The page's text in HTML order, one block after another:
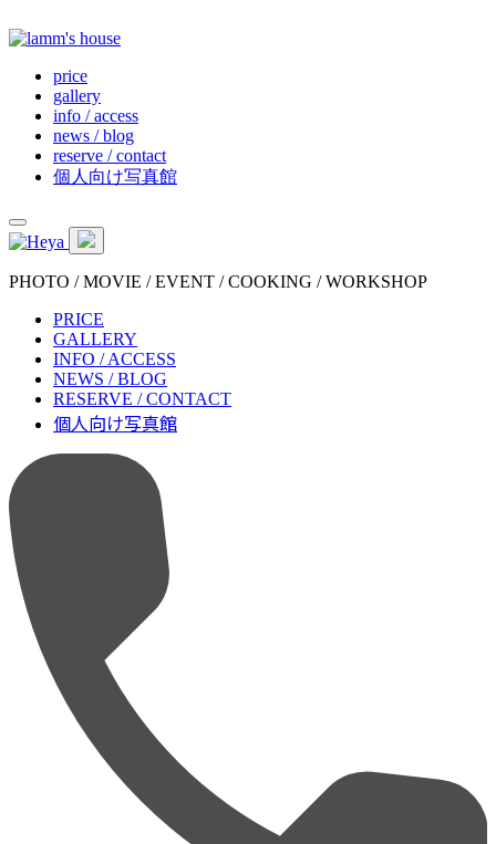
price
gallery
info / access
news / blog
reserve / contact
個人向け写真館
PHOTO / MOVIE / EVENT / COOKING / WORKSHOP
PRICE
GALLERY
INFO / ACCESS
NEWS / BLOG
RESERVE / CONTACT
個人向け写真館